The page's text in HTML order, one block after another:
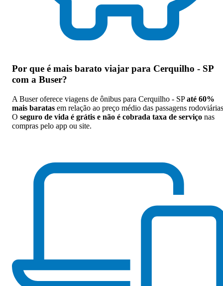
Por que é mais barato viajar para Cerquilho - SP
com a Buser?
A Buser oferece viagens de ônibus para Cerquilho - SPaté 60%
mais baratas em relação ao preço médio das passagens
O seguro de vida é grátis e não é cobrada taxa de serviço nas
compras pelo app ou site.